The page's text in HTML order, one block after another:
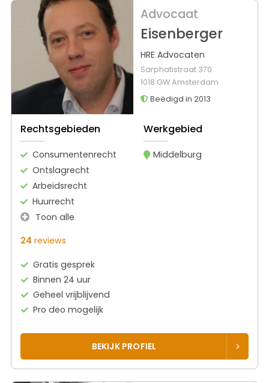
Advocaat
Eisenberger
HRE Advocaten
Sarphatistraat 370
1018 GW Amsterdam
Beëdigd in 2013
Rechtsgebieden
Consumentenrecht
Ontslagrecht
Arbeidsrecht
Huurrecht
Toon alle
Werkgebied
Middelburg
24 reviews
Gratis gesprek
Binnen 24 uur
Geheel vrijblijvend
Pro deo mogelijk
BEKIJK PROFIEL